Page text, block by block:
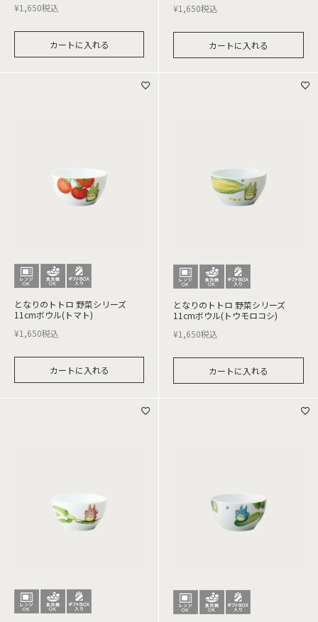
¥1,650税込
カートに入れる
¥1,650税込
カートに入れる
となりのトトロ 野菜シリーズ
11cmボウル(トマト)
¥1,650税込
カートに入れる
となりのトトロ 野菜シリーズ
11cmボウル(トウモロコシ)
¥1,650税込
カートに入れる